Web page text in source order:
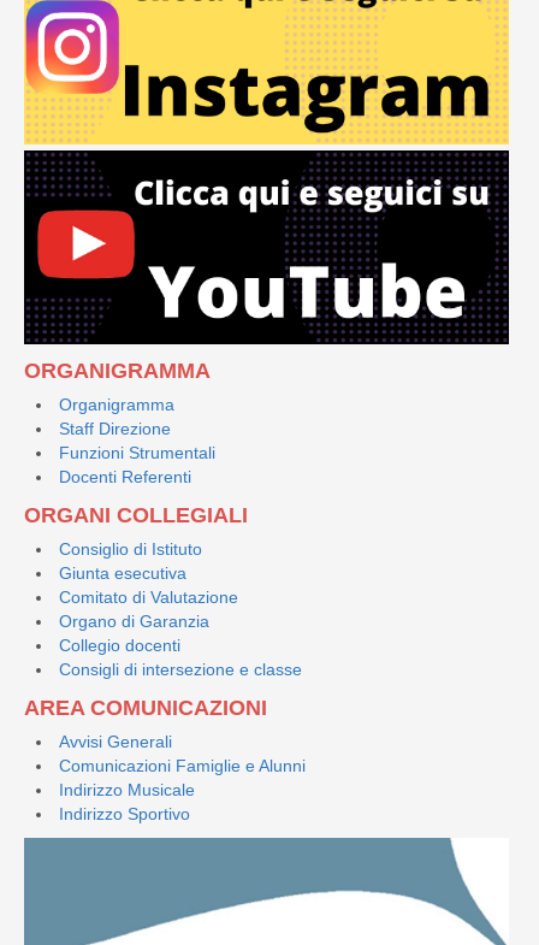
ORGANIGRAMMA
Organigramma
Staff Direzione
Funzioni Strumentali
Docenti Referenti
ORGANI COLLEGIALI
Consiglio di Istituto
Giunta esecutiva
Comitato di Valutazione
Organo di Garanzia
Collegio docenti
Consigli di intersezione e classe
AREA COMUNICAZIONI
Avvisi Generali
Comunicazioni Famiglie e Alunni
Indirizzo Musicale
Indirizzo Sportivo